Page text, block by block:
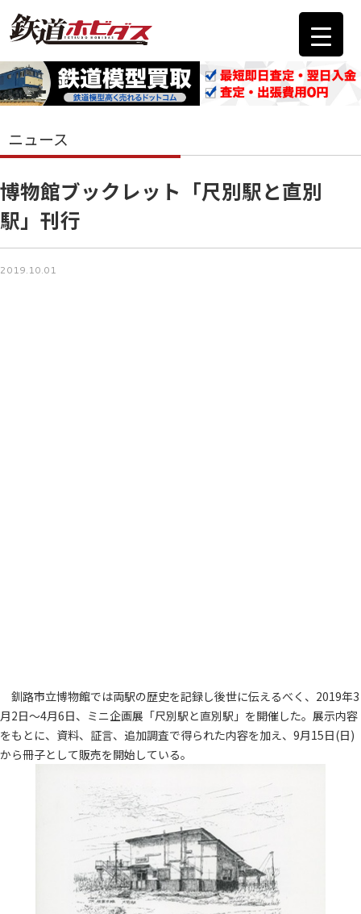
ニュース
博物館ブックレット「尺別駅と直別
駅」刊行
2019.10.01
釧路市立博物館では両駅の歴史を記録し後世に伝えるべく、2019年3
月2日～4月6日、ミニ企画展「尺別駅と直別駅」を開催した。展示内容
をもとに、資料、証言、追加調査で得られた内容を加え、9月15日(日)
から冊子として販売を開始している。